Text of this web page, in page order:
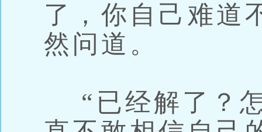
了，你自己难道
然问道。
“已经解了？